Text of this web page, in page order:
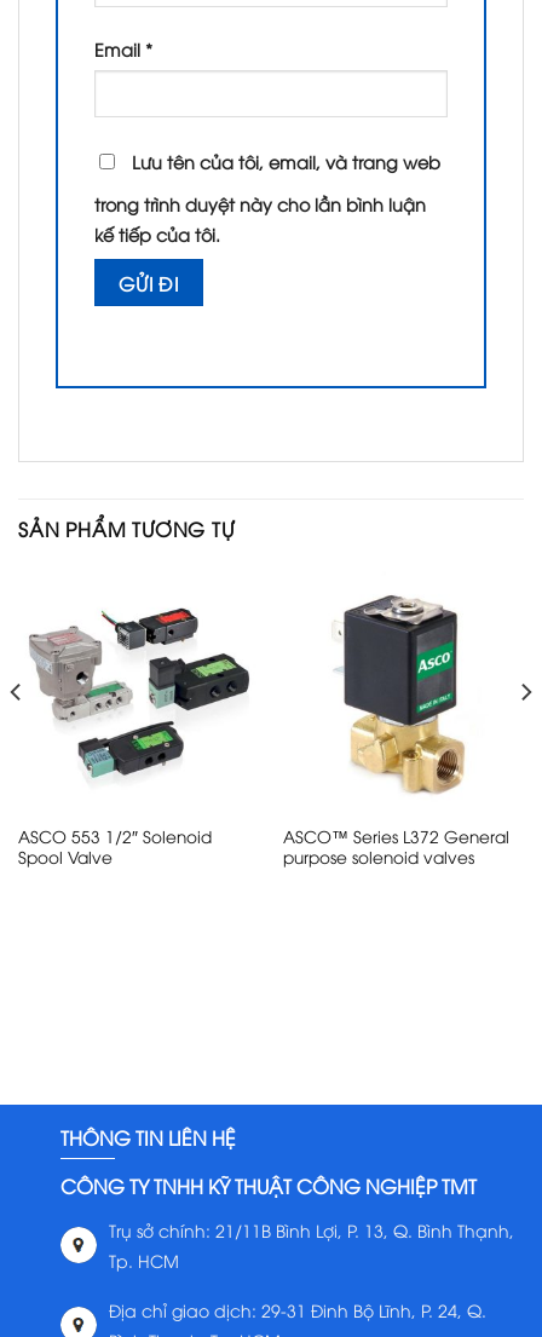
Email *
Lưu tên của tôi, email, và trang web
trong trình duyệt này cho lần bình luận
kế tiếp của tôi.
SẢN PHẨM TƯƠNG TỰ
ASCO 553 1/2″ Solenoid
Spool Valve
ASCO™ Series L372 General
purpose solenoid valves
THÔNG TIN LIÊN HỆ
CÔNG TY TNHH KỸ THUẬT CÔNG NGHIỆP TMT
Trụ sở chính: 21/11B Bình Lợi, P. 13, Q. Bình Thạnh,
Tp. HCM
Địa chỉ giao dịch: 29-31 Đinh Bộ Lĩnh, P. 24, Q.